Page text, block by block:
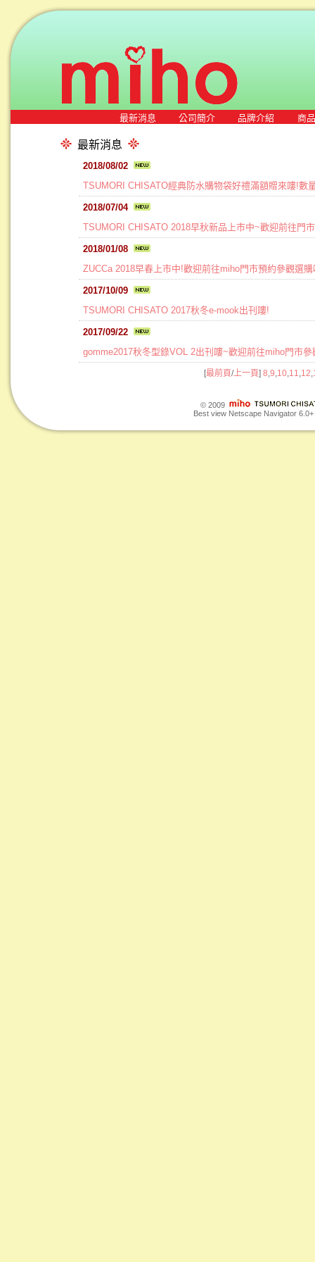
最新消息 公司簡介 品牌介紹 商
最新消息
2018/08/02
TSUMORI CHISATO經典防水購物袋好禮滿額贈來嘍!數
2018/07/04
TSUMORI CHISATO 2018早秋新品上市中~歡迎前往門
2018/01/08
ZUCCa 2018早春上市中!歡迎前往miho門市預約參觀選購
2017/10/09
TSUMORI CHISATO 2017秋冬e-mook出刊嘍!
2017/09/22
gomme2017秋冬型錄VOL 2出刊嘍~歡迎前往miho門市參
[最前頁/上一頁] 8 9 10, 11 12
© 2009
Best view Netscape Navigator